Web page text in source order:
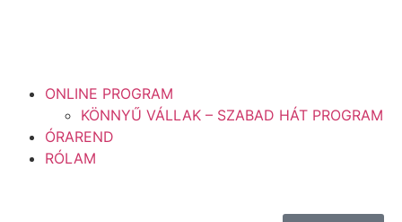
ONLINE PROGRAM
KÖNNYŰ VÁLLAK – SZABAD HÁT PROGRAM
ÓRAREND
RÓLAM